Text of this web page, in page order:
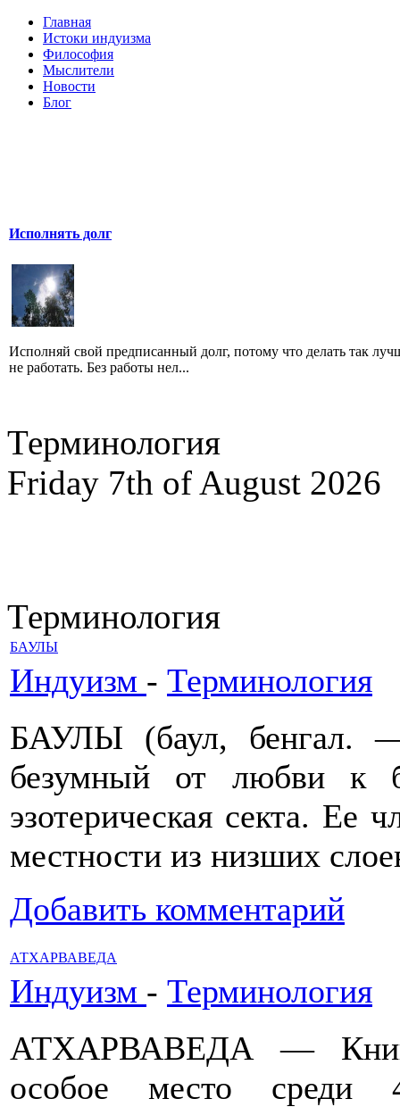
Главная
Истоки индуизма
Философия
Мыслители
Новости
Блог
Исполнять долг
Исполняй свой предписанный долг, потому что делать так
не работать. Без работы нел...
Терминология
Friday 7th of August 2026
Терминология
БАУЛЫ
Индуизм - Терминология
БАУЛЫ (баул, бенгал.
безумный от любви к
эзотерическая секта. Ее
местности из низших
Добавить комментарий
АТХАРВАВЕДА
Индуизм - Терминология
АТХАРВАВЕДА —
особое место